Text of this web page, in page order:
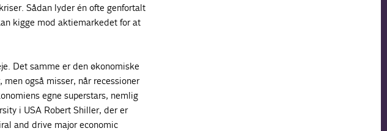
Sådan lyder én ofte genfortalt
kigge mod aktiemarkedet for at
Det samme er den økonomiske
også misser, når recessioner
egne superstars, nemlig
i USA Robert Shiller, der er
and drive major economic